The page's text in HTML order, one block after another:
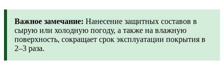
Важное замечание: Нанесение защитных составов в
сырую или холодную погоду, а также на влажную
поверхность, сокращает срок эксплуатации покрытия в
2–3 раза.